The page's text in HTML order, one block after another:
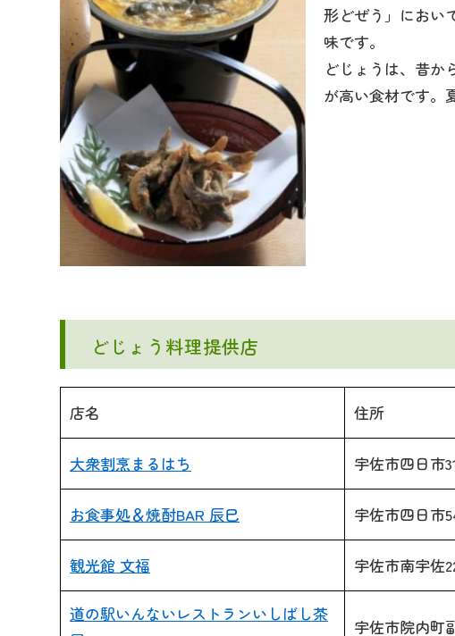
形どぜう」におい
味です。
どじょうは、昔か
が高い食材です。
どじょう料理提供店
店名 住所
大衆割烹まるはち 宇佐市四日市
お食事処＆焼酎BAR 辰巳 宇佐市四日市
観光館 文福 宇佐市南宇佐
道の駅いんないレストランいしばし茶
宇佐市院内町